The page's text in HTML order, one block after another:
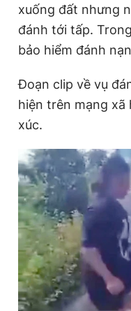
xuống đất nhưng
đánh tới tấp.
bảo hiểm đánh
Đoạn clip về vụ
hiện trên mạng xã
xúc.